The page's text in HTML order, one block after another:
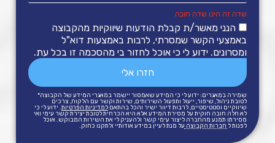
הנני מאשר/ת קבלת הודעות שיווקיות מהקבוצה
באמצעי הקשר שמסרתי, לרבות באמצעות דוא"ל
ומסרונים. ידוע לי כי אוכל לחזור בי מהסכמה זו בכל עת.
חזרו אלי
שמירה במאגרים: ידוע לי כי המידע שאמסור יישמר במאגרי המידע של הקבוצה*
לטובת ניהול, שיפור, ייעול ותפעול השירותים, שירות וקשר עם הלקוח, צרכים
שיווקיים וסטטיסטיים, לרבות דיוור ישיר והכל בהתאםלמדיניות הפרטיות. ידוע לי כי
לא חלה חובה חוקית על מסירת המידע אלא היא הכרחית לטובת יצירת קשר עימי ואי
מסירתו תמנע מהחברה ליצור עימי קשר ולהעניק לי את השירות המבוקש. אוכל
לפנות ל חברות הקבוצה על מנת לעיין במידע אודותיי ולתקנו כחוק.